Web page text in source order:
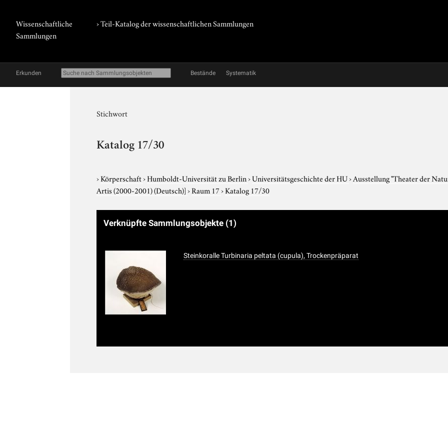
Wissenschaftliche
Sammlungen
› Teil-Katalog der wissenschaftlichen Sammlungen
Erkunden Bestände Systematik
Stichwort
Katalog 17/30
›Körperschaft›Humboldt-Universität zu Berlin›Universitätsgeschichte der HU›Ausstellung "Theater der
Artis (2000-2001) (Deutsch)]›Raum 17›Katalog 17/30
Verknüpfte Sammlungsobjekte (1)
Steinkoralle Turbinaria peltata (cupula), Trockenpräparat